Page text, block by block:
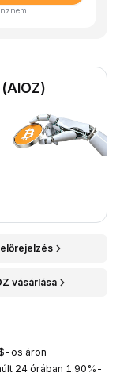
vásárlása
os áron
24 órában 1.90%-